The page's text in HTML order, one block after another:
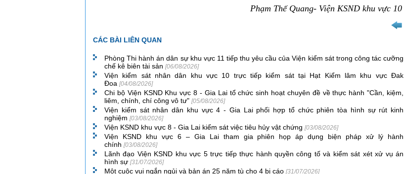
Phạm Thế Quang- Viện KSND khu vực 10
CÁC BÀI LIÊN QUAN
Phòng Thi hành án dân sự khu vực 11 tiếp thu yêu cầu của Viện kiểm sát trong công tác cưỡng
chế kê biên tài sản [06/08/2026]
Viện kiểm sát nhân dân khu vực 10 trực tiếp kiểm sát tại Hạt Kiểm lâm khu vực Đak
Đoa [04/08/2026]
Chi bộ Viện KSND Khu vực 8 - Gia Lai tổ chức sinh hoạt chuyên đề về thực hành "Cần, kiệm,
liêm, chính, chí công vô tư" [05/08/2026]
Viện kiểm sát nhân dân khu vực 4 - Gia Lai phối hợp tổ chức phiên tòa hình sự rút kinh
nghiệm [03/08/2026]
Viện KSND khu vực 8 - Gia Lai kiểm sát việc tiêu hủy vật chứng [03/08/2026]
Viện KSND khu vực 6 – Gia Lai tham gia phiên họp áp dụng biện pháp xử lý hành
chính [03/08/2026]
Lãnh đạo Viện KSND khu vực 5 trực tiếp thực hành quyền công tố và kiểm sát xét xử vụ án
hình sự [31/07/2026]
Một cuộc vui ngắn ngủi và bản án 25 năm tù cho 4 bị cáo [31/07/2026]